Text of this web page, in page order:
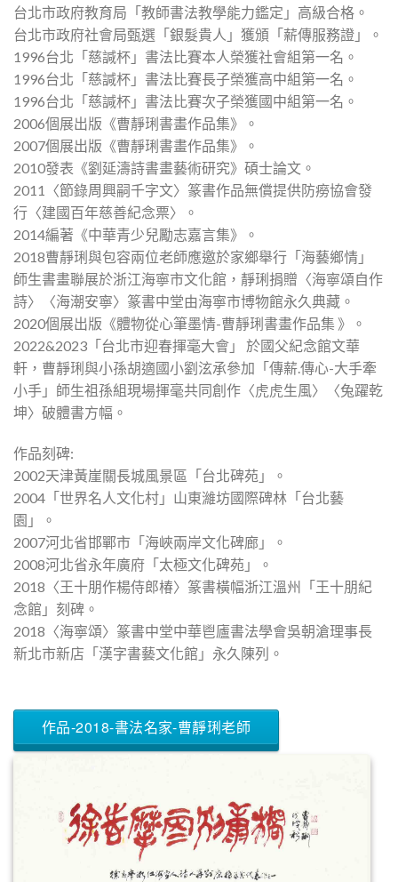
台北市政府教育局「教師書法教學能力鑑定」高級合格。
台北市政府社會局甄選「銀髮貴人」獲頒「薪傳服務證」。
1996台北「慈諴杯」書法比賽本人榮獲社會組第一名。
1996台北「慈諴杯」書法比賽長子榮獲高中組第一名。
1996台北「慈諴杯」書法比賽次子榮獲國中組第一名。
2006個展出版《曹靜琍書畫作品集》。
2007個展出版《曹靜琍書畫作品集》。
2010發表《劉延濤詩書畫藝術研究》碩士論文。
2011〈節錄周興嗣千字文〉篆書作品無償提供防癆協會發
行〈建國百年慈善紀念票〉。
2014編著《中華青少兒勵志嘉言集》。
2018曹靜琍與包容兩位老師應邀於家鄉舉行「海藝鄉情」
師生書畫聯展於浙江海寧市文化館，靜琍捐贈〈海寧頌自作
詩〉〈海潮安寧〉篆書中堂由海寧市博物館永久典藏。
2020個展出版《體物從心筆墨情-曹靜琍書畫作品集 》。
2022&2023「台北市迎春揮毫大會」 於國父紀念館文華
軒，曹靜琍與小孫胡適國小劉泫承參加「傳薪.傳心-大手牽
小手」師生祖孫組現場揮毫共同創作〈虎虎生風〉〈兔躍乾
坤〉破體書方幅。
作品刻碑:
2002天津黃崖關長城風景區「台北碑苑」。
2004「世界名人文化村」山東濰坊國際碑林「台北藝
園」。
2007河北省邯鄲市「海峽兩岸文化碑廊」。
2008河北省永年廣府「太極文化碑苑」。
2018〈王十朋作楊侍郎椿〉篆書橫幅浙江溫州「王十朋紀
念館」刻碑。
2018〈海寧頌〉篆書中堂中華鬯廬書法學會吳朝滄理事長
新北市新店「漢字書藝文化館」永久陳列。
作品-2018-書法名家-曹靜琍老師